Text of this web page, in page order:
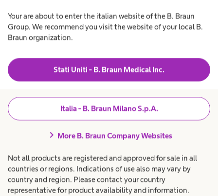
Your are about to enter the italian website of the B. Braun
Group. We recommend you visit the website of your local B.
Braun organization.
Stati Uniti - B. Braun Medical Inc.
Italia - B. Braun Milano S.p.A.
chevron_right More B. Braun Company Websites
Not all products are registered and approved for sale in all
countries or regions. Indications of use also may vary by
country and region. Please contact your country
representative for product availability and information.
delle strutture sanitarie. Grazie ai suoi tecnici
specializzati, ATS preserva nel tempo la
funzionalità e il valore economico di strumenti
chirurgici, motori, contenitori e apparecchiature
elettroniche.
Nata nel 2015 dall'unione di Aesculap, uno dei
principali produttori mondiali di dispositivi
padovana leader nell'assistenza tecnica dei
dispositivi medici in sala operatoria dal 1935, è
l'unico fornitore in Italia di servizi di assistenza
tecnica autorizzati direttamente dal produttore.